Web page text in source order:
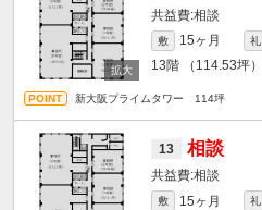
相談
敷 15ヶ月 礼
13階 （114.53坪）
新大阪プライムタワー 114坪
13 相談
相談
敷 15ヶ月 礼